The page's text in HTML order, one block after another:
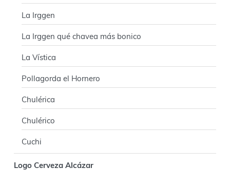
La Irggen
La Irggen qué chavea más bonico
La Vística
Pollagorda el Hornero
Chulérica
Chulérico
Cuchi
Logo Cerveza Alcázar